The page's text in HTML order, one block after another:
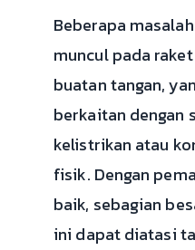
Beberapa
muncul pada
buatan tangan,
berkaitan dengan
kelistrikan atau
fisik. Dengan
baik, sebagian
ini dapat diatasi